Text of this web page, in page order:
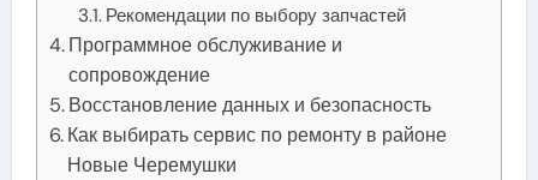
Рекомендации по выбору запчастей
Программное обслуживание и
сопровождение
Восстановление данных и безопасность
Как выбирать сервис по ремонту в районе
Новые Черемушки